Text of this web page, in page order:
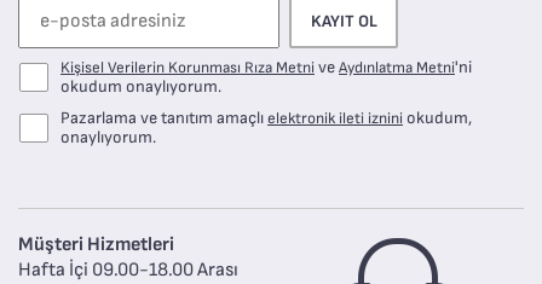
KAYIT OL
Kişisel Verilerin Korunması Rıza MetniveAydınlatma Metni'ni
okudum onaylıyorum.
Pazarlama ve tanıtım amaçlıelektronik ileti iznini okudum,
onaylıyorum.
Müşteri Hizmetleri
Hafta İçi 09.00-18.00 Arası